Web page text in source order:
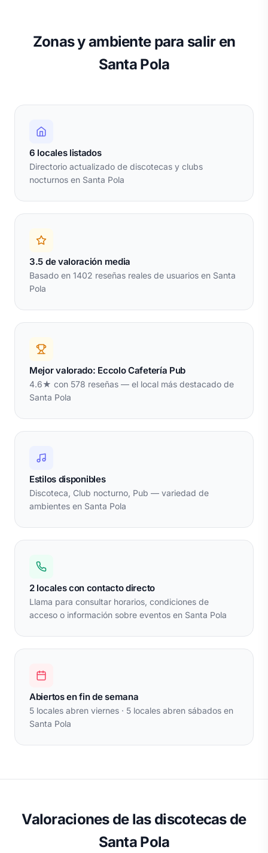
Zonas y ambiente para salir en
Santa Pola
6 locales listados
Directorio actualizado de discotecas y clubs
nocturnos en Santa Pola
3.5 de valoración media
Basado en 1402 reseñas reales de usuarios en Santa
Pola
Mejor valorado: Eccolo Cafetería Pub
4.6★ con 578 reseñas — el local más destacado de
Santa Pola
Estilos disponibles
Discoteca, Club nocturno, Pub — variedad de
ambientes en Santa Pola
2 locales con contacto directo
Llama para consultar horarios, condiciones de
acceso o información sobre eventos en Santa Pola
Abiertos en fin de semana
5 locales abren viernes · 5 locales abren sábados en
Santa Pola
Valoraciones de las discotecas de
Santa Pola